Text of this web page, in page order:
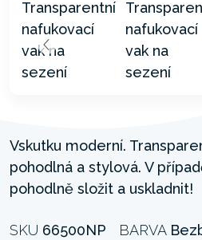
Vskutku moderní.
pohodlná a stylová. V
pohodlně složit a uskladnit!
SKU 66500NP BARVA